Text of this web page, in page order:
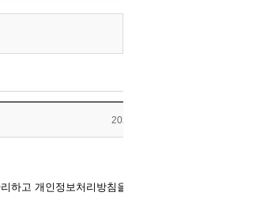
2026-06-10 11:24:02
하고 개인정보처리방침을 공개하고 있으며,